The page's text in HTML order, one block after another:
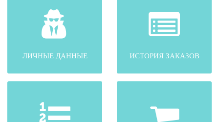
ЛИЧНЫЕ ДАННЫЕ ИСТОРИЯ ЗАКАЗОВ